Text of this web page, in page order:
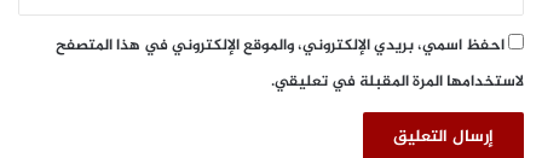
ل
ط
ع
ا
ت
م
ا
ع
احفظ اسمي، بريدي الإلكتروني، والموقع الإلكتروني في هذا المتصفح
لاستخدامها المرة المقبلة في تعليقي.